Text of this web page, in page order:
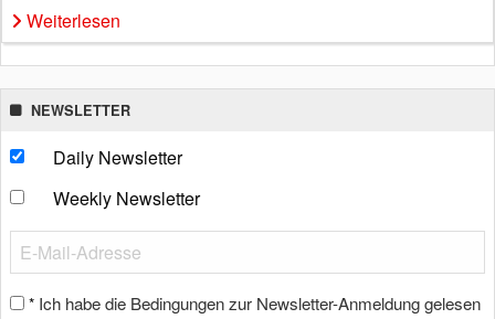
Weiterlesen
NEWSLETTER
Daily Newsletter
Weekly Newsletter
* Ich habe die Bedingungen zur Newsletter-Anmeldung gelesen